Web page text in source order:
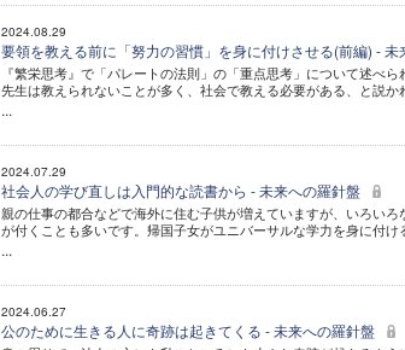
2024.08.29
要領を教える前に「努力の習慣」を身に付けさせる(前編) - 未
『繁栄思考』で「パレートの法則」の「重点思考」について述べ
先生は教えられないことが多く、社会で教える必要がある、と説か
...
2024.07.29
社会人の学び直しは入門的な読書から - 未来への羅針盤
親の仕事の都合などで海外に住む子供が増えていますが、いろい
が付くことも多いです。帰国子女がユニバーサルな学力を身に付け
...
2024.06.27
公のために生きる人に奇跡は起きてくる - 未来への羅針盤